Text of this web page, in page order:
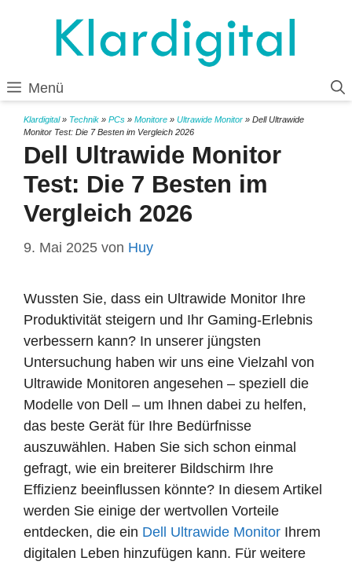
Menü
Klardigital» Technik » PCs » Monitore » Ultrawide Monitor » Dell Ultrawide
Monitor Test: Die 7 Besten im Vergleich 2026
Dell Ultrawide Monitor
Test: Die 7 Besten im
Vergleich 2026
9. Mai 2025 von Huy
Wussten Sie, dass ein Ultrawide Monitor Ihre
Produktivität steigern und Ihr Gaming-Erlebnis
verbessern kann? In unserer jüngsten
Untersuchung haben wir uns eine Vielzahl von
Ultrawide Monitoren angesehen – speziell die
Modelle von Dell – um Ihnen dabei zu helfen,
das beste Gerät für Ihre Bedürfnisse
auszuwählen. Haben Sie sich schon einmal
gefragt, wie ein breiterer Bildschirm Ihre
Effizienz beeinflussen könnte? In diesem Artikel
werden Sie einige der wertvollen Vorteile
entdecken, die ein Dell Ultrawide Monitor Ihrem
digitalen Leben hinzufügen kann. Für weitere